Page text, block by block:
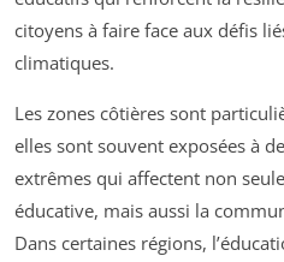
citoyens à faire face aux défis
climatiques.
Les zones côtières sont
elles sont souvent exposées à
extrêmes qui affectent non
éducative, mais aussi la
Dans certaines régions,